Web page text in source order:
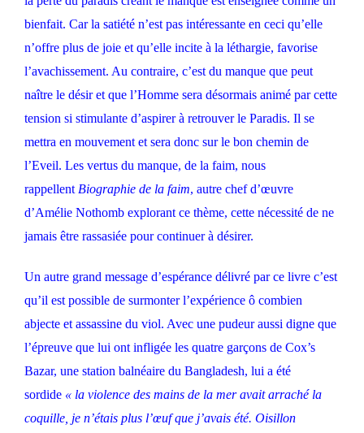
bienfait. Car la satiété n’est pas intéressante en ceci qu’elle
n’offre plus de joie et qu’elle incite à la léthargie, favorise
l’avachissement. Au contraire, c’est du manque que peut
naître le désir et que l’Homme sera désormais animé par cette
tension si stimulante d’aspirer à retrouver le Paradis. Il se
mettra en mouvement et sera donc sur le bon chemin de
l’Eveil. Les vertus du manque, de la faim, nous
rappellent Biographie de la faim, autre chef d’œuvre
d’Amélie Nothomb explorant ce thème, cette nécessité de ne
jamais être rassasiée pour continuer à désirer.
Un autre grand message d’espérance délivré par ce livre c’est
qu’il est possible de surmonter l’expérience ô combien
abjecte et assassine du viol. Avec une pudeur aussi digne que
l’épreuve que lui ont infligée les quatre garçons de Cox’s
Bazar, une station balnéaire du Bangladesh, lui a été
sordide « la violence des mains de la mer avait arraché la
coquille, je n’étais plus l’œuf que j’avais été. Oisillon